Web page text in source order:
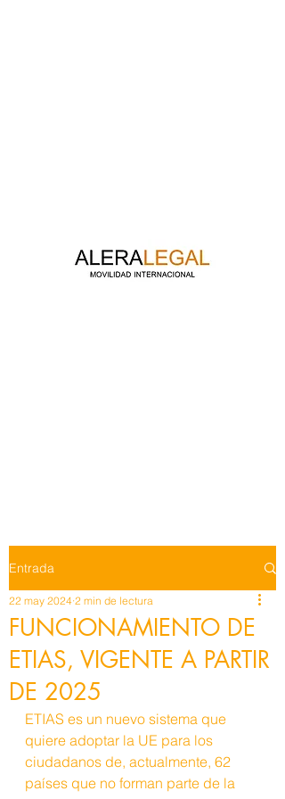
Entrada
FUNCIONAMIENTO DE
ETIAS, VIGENTE A PARTIR
DE 2025
22 may 2024 2 min de lectura
ETIAS es un nuevo sistema que
quiere adoptar la UE para los
ciudadanos de, actualmente, 62
países que no forman parte de la